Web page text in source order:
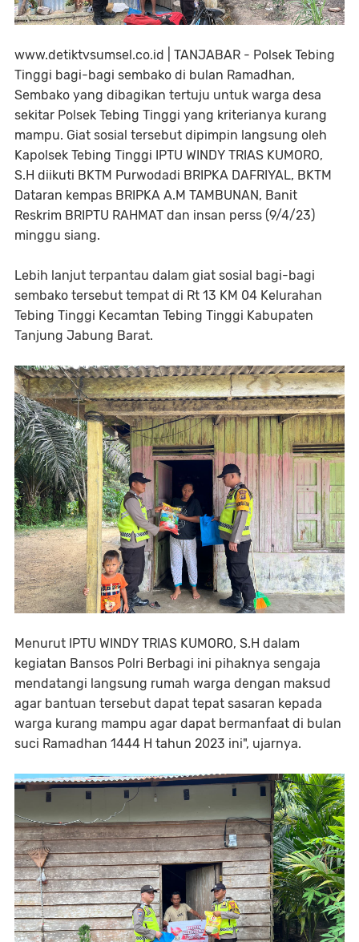
www.detiktvsumsel.co.id | TANJABAR - Polsek Tebing
Tinggi bagi-bagi sembako di bulan Ramadhan,
Sembako yang dibagikan tertuju untuk warga desa
sekitar Polsek Tebing Tinggi yang kriterianya kurang
mampu. Giat sosial tersebut dipimpin langsung oleh
Kapolsek Tebing Tinggi IPTU WINDY TRIAS KUMORO,
S.H diikuti BKTM Purwodadi BRIPKA DAFRIYAL, BKTM
Dataran kempas BRIPKA A.M TAMBUNAN, Banit
Reskrim BRIPTU RAHMAT dan insan perss (9/4/23)
minggu siang.
Lebih lanjut terpantau dalam giat sosial bagi-bagi
sembako tersebut tempat di Rt 13 KM 04 Kelurahan
Tebing Tinggi Kecamtan Tebing Tinggi Kabupaten
Tanjung Jabung Barat.
Menurut IPTU WINDY TRIAS KUMORO, S.H dalam
kegiatan Bansos Polri Berbagi ini pihaknya sengaja
mendatangi langsung rumah warga dengan maksud
agar bantuan tersebut dapat tepat sasaran kepada
warga kurang mampu agar dapat bermanfaat di bulan
suci Ramadhan 1444 H tahun 2023 ini", ujarnya.